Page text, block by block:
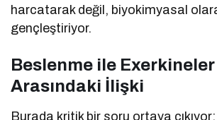
harcatarak değil, biyokimyasal
gençleştiriyor.
Beslenme ile Exerkineler
Arasındaki İlişki
Burada kritik bir soru ortaya